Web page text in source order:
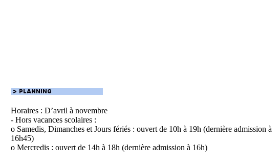
Horaires : D’avril à novembre
- Hors vacances scolaires :
o Samedis, Dimanches et Jours fériés : ouvert de 10h à 19h (dernière admission à
16h45)
o Mercredis : ouvert de 14h à 18h (dernière admission à 16h)